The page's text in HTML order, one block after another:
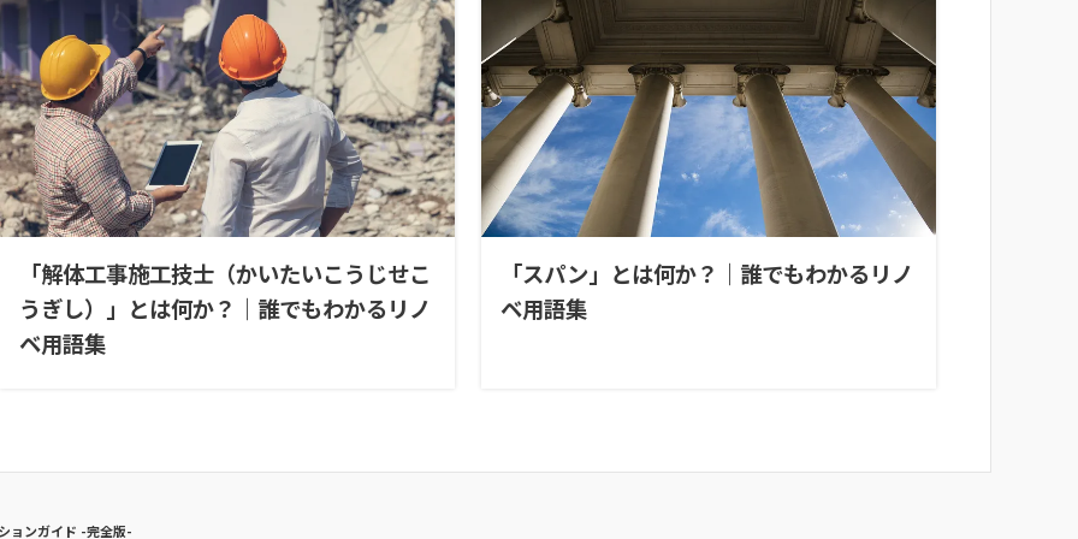
「解体工事施工技士（かいたいこうじせこ
うぎし）」とは何か？｜誰でもわかるリノ
ベ用語集
「スパン」とは何か？｜誰でもわかるリノ
ベ用語集
ョンガイド -完全版-